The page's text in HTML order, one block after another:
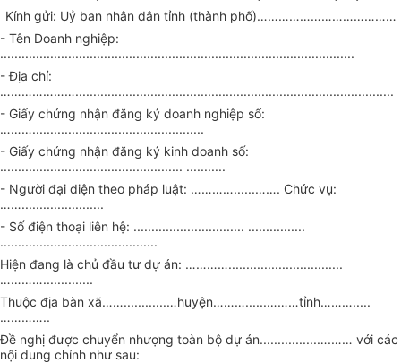
Kính gửi: Uỷ ban nhân dân tỉnh (thành phố)…………………………………
- Tên Doanh nghiệp:
...................................................................................................
- Địa chỉ:
………………….........................................................................................
- Giấy chứng nhận đăng ký doanh nghiệp số:
………................................................
- Giấy chứng nhận đăng ký kinh doanh số:
................................................... ...........
- Người đại diện theo pháp luật: …………......……. Chức vụ:
…….......................
- Số điện thoại liên hệ: ............................... ................
............................................
Hiện đang là chủ đầu tư dự án: …………................................
…………..............
Thuộc địa bàn xã……............…huyện………......………tỉnh……….....
…………..
Đề nghị được chuyển nhượng toàn bộ dự án................….…… với các
nội dung chính như sau: